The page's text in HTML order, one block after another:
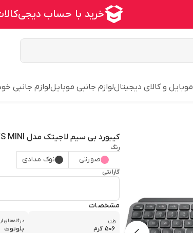
موبایل و کالای دیجیتاللوازم جانبی موبایللوازم جانبی
کیبورد بی سیم لاجیتک مدل MX KEYS MINI
رنگ
صورتی نوک مدادی
گارانتی
مشخصات
وزن
506 گرم
درگاه‌های
بلوتوث